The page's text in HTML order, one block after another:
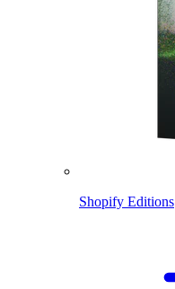
Shopify Editions